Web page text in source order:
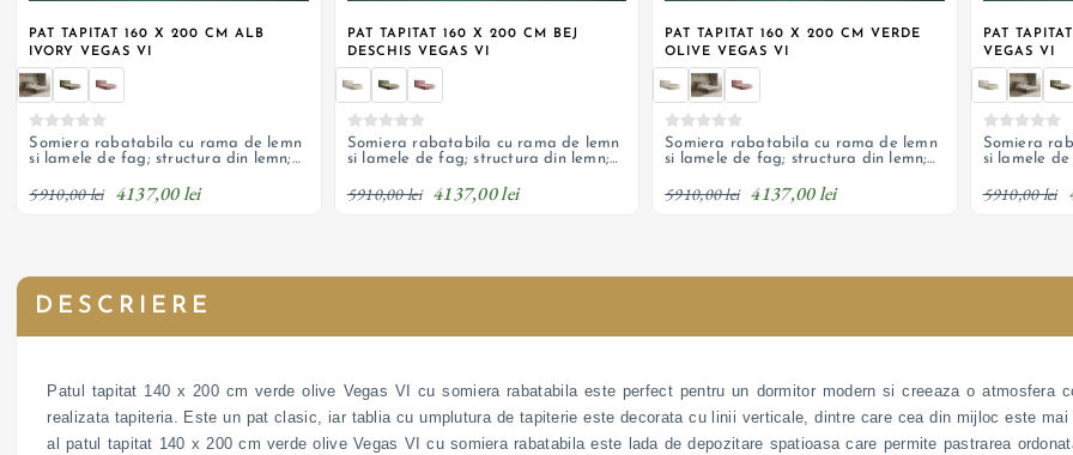
PAT TAPITAT 160 X 200 CM ALB
IVORY VEGAS VI
Somiera rabatabila cu rama de lemn
si lamele de fag; structura din lemn;
depozitare si tapiterie din catifea
texturata; personalizabil
5910,00 lei 4137,00 lei
PAT TAPITAT 160 X 200 CM BEJ
DESCHIS VEGAS VI
Somiera rabatabila cu rama de lemn
si lamele de fag; structura din lemn;
depozitare si tapiterie din catifea
texturata; personalizabil
5910,00 lei 4137,00 lei
PAT TAPITAT 160 X 200 CM VERDE
OLIVE VEGAS VI
Somiera rabatabila cu rama de lemn
si lamele de fag; structura din lemn;
depozitare si tapiterie din catifea
texturata; personalizabil
5910,00 lei 4137,00 lei
PAT
VEGAS VI
Somiera
si lamele
depozitare
texturata;
5910,00 lei
DESCRIERE
Patul tapitat 140 x 200 cm verde olive Vegas VI cu somiera rabatabila este perfect pentru un dormitor modern si creeaza o
realizata tapiteria. Este un pat clasic, iar tablia cu umplutura de tapiterie este decorata cu linii verticale, dintre care cea din mijloc este
al patul tapitat 140 x 200 cm verde olive Vegas VI cu somiera rabatabila este lada de depozitare spatioasa care permite pastrarea